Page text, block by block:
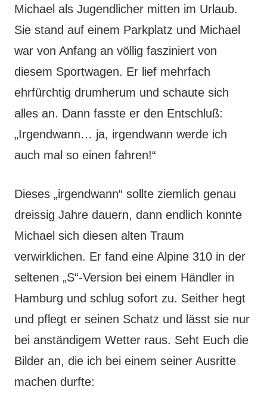
Michael als Jugendlicher mitten im Urlaub.
Sie stand auf einem Parkplatz und Michael
war von Anfang an völlig fasziniert von
diesem Sportwagen. Er lief mehrfach
ehrfürchtig drumherum und schaute sich
alles an. Dann fasste er den Entschluß:
„Irgendwann… ja, irgendwann werde ich
auch mal so einen fahren!“
Dieses „irgendwann“ sollte ziemlich genau
dreissig Jahre dauern, dann endlich konnte
Michael sich diesen alten Traum
verwirklichen. Er fand eine Alpine 310 in der
seltenen „S“-Version bei einem Händler in
Hamburg und schlug sofort zu. Seither hegt
und pflegt er seinen Schatz und lässt sie nur
bei anständigem Wetter raus. Seht Euch die
Bilder an, die ich bei einem seiner Ausritte
machen durfte: